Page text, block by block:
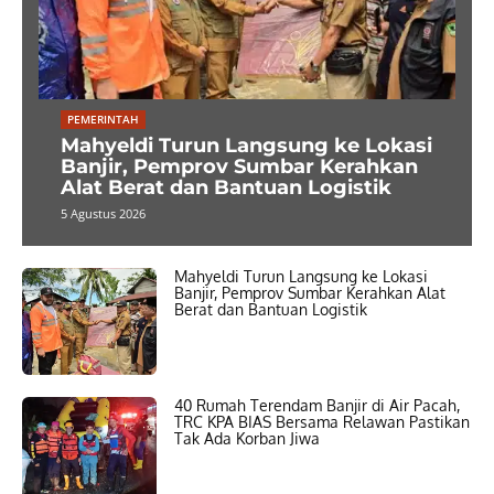
PEMERINTAH
Mahyeldi Turun Langsung ke Lokasi
Banjir, Pemprov Sumbar Kerahkan
Alat Berat dan Bantuan Logistik
5 Agustus 2026
Mahyeldi Turun Langsung ke Lokasi
Banjir, Pemprov Sumbar Kerahkan Alat
Berat dan Bantuan Logistik
40 Rumah Terendam Banjir di Air Pacah,
TRC KPA BIAS Bersama Relawan Pastikan
Tak Ada Korban Jiwa